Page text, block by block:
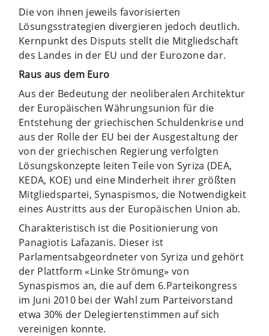
Die von ihnen jeweils favorisierten
Lösungsstrategien divergieren jedoch deutlich.
Kernpunkt des Disputs stellt die Mitgliedschaft
des Landes in der EU und der Eurozone dar.
Raus aus dem Euro
Aus der Bedeutung der neoliberalen Architektur
der Europäischen Währungsunion für die
Entstehung der griechischen Schuldenkrise und
aus der Rolle der EU bei der Ausgestaltung der
von der griechischen Regierung verfolgten
Lösungskonzepte leiten Teile von Syriza (DEA,
KEDA, KOE) und eine Minderheit ihrer größten
Mitgliedspartei, Synaspismos, die Notwendigkeit
eines Austritts aus der Europäischen Union ab.
Charakteristisch ist die Positionierung von
Panagiotis Lafazanis. Dieser ist
Parlamentsabgeordneter von Syriza und gehört
der Plattform «Linke Strömung» von
Synaspismos an, die auf dem 6.Parteikongress
im Juni 2010 bei der Wahl zum Parteivorstand
etwa 30% der Delegiertenstimmen auf sich
vereinigen konnte.